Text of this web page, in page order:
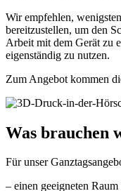
Wir empfehlen,
bereitzustellen, um den
Arbeit mit dem Gerät zu
eigenständig zu nutzen.
Zum Angebot kommen
Was brauchen
Für unser
– einen geeigneten